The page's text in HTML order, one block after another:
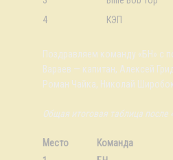
4
КЭП
Поздравляем команду «БН» с
Вараев — капитан, Алексей
Роман Чайка, Николай
Общая итоговая таблица после
Место
Команда